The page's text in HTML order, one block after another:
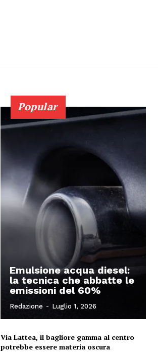
Popular
Emulsione acqua diesel:
la tecnica che abbatte le
emissioni del 60%
Redazione - Luglio 1, 2026
Via Lattea, il bagliore gamma al centro
potrebbe essere materia oscura